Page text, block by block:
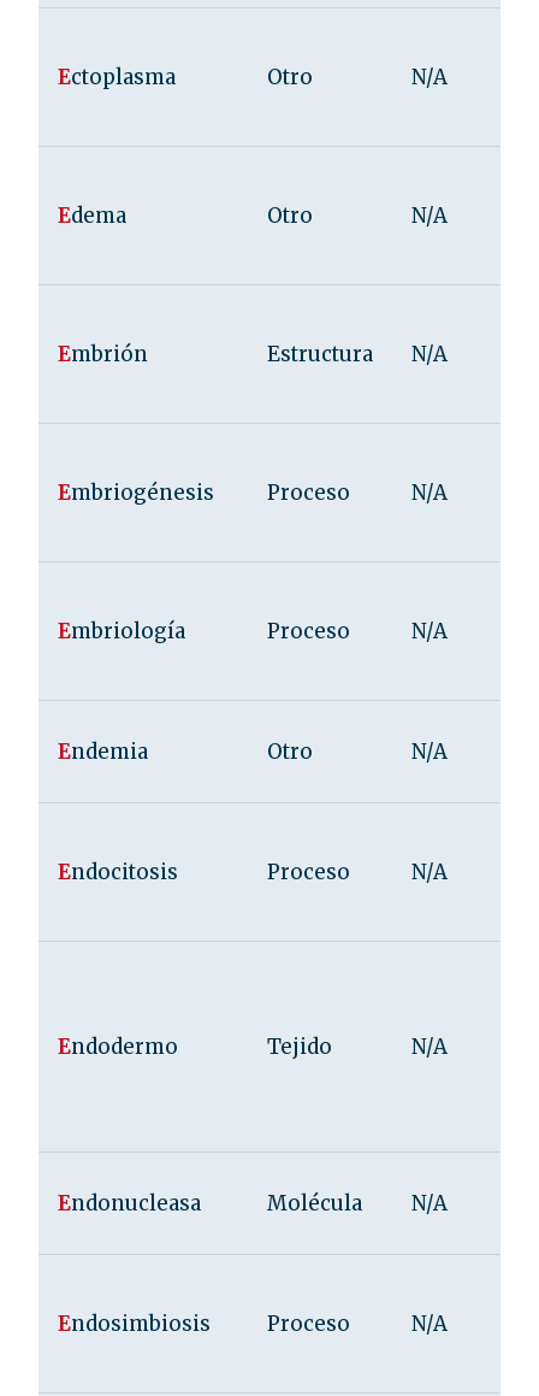
Ectoplasma Otro N/A
Edema Otro N/A
Embrión Estructura N/A
Embriogénesis Proceso N/A
Embriología Proceso N/A
Endemia Otro N/A
Endocitosis Proceso N/A
Endodermo Tejido N/A
Endonucleasa Molécula N/A
Endosimbiosis Proceso N/A